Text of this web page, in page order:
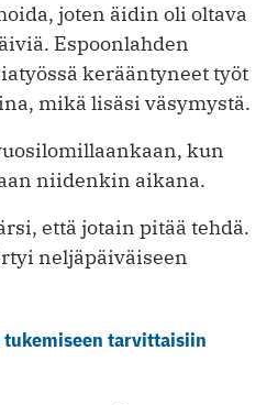
joten äidin oli oltava
Espoonlahden
kerääntyneet työt
mikä lisäsi väsymystä.
kun
niidenkin aikana.
että jotain pitää tehdä.
neljäpäiväiseen
tukemiseen tarvittaisiin